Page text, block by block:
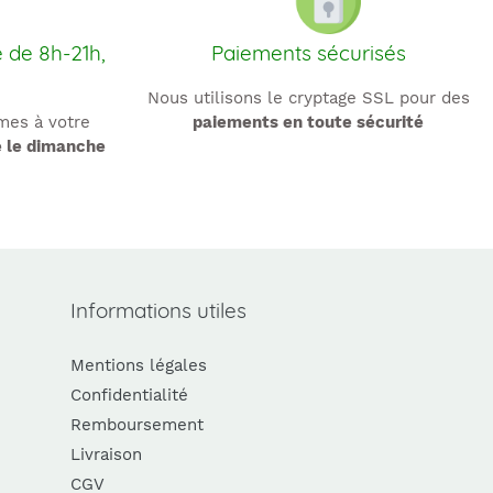
8h-21h,
à votre
dimanche
Paiements sécurisés
Nous utilisons le cryptage SSL pour des
paiements en toute sécurité
Informations utiles
Mentions légales
Confidentialité
Remboursement
Livraison
CGV